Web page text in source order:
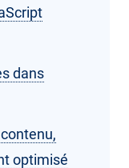
dans
optimisé